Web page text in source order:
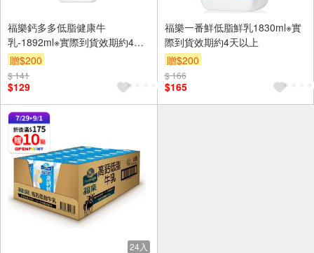
福樂鈣多多低脂健康牛
乳-1892ml※實際到貨效期約4天
以上
贈$200
$ 141
$129
福樂一番鮮低脂鮮乳1830ml※實
際到貨效期約4天以上
贈$200
$ 166
$165
24入